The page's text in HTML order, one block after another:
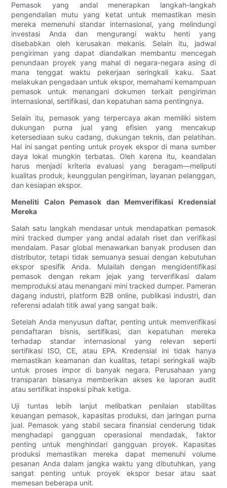
Pemasok yang andal menerapkan langkah-langkah
pengendalian mutu yang ketat untuk memastikan mesin
mereka memenuhi standar internasional, yang melindungi
investasi Anda dan mengurangi waktu henti yang
disebabkan oleh kerusakan mekanis. Selain itu, jadwal
pengiriman yang dapat diandalkan membantu mencegah
penundaan proyek yang mahal di negara-negara asing di
mana tenggat waktu pekerjaan seringkali kaku. Saat
melakukan pengadaan untuk ekspor, memahami kemampuan
pemasok untuk menangani dokumen terkait pengiriman
internasional, sertifikasi, dan kepatuhan sama pentingnya.
Selain itu, pemasok yang terpercaya akan memiliki sistem
dukungan purna jual yang efisien yang mencakup
ketersediaan suku cadang, dukungan teknis, dan pelatihan.
Hal ini sangat penting untuk proyek ekspor di mana sumber
daya lokal mungkin terbatas. Oleh karena itu, keandalan
harus menjadi kriteria evaluasi yang beragam—meliputi
kualitas produk, keunggulan pengiriman, layanan pelanggan,
dan kesiapan ekspor.
Meneliti Calon Pemasok dan Memverifikasi Kredensial
Mereka
Salah satu langkah mendasar untuk mendapatkan pemasok
mini tracked dumper yang andal adalah riset dan verifikasi
mendalam. Pasar global menawarkan banyak produsen dan
distributor, tetapi tidak semuanya sesuai dengan kebutuhan
ekspor spesifik Anda. Mulailah dengan mengidentifikasi
pemasok dengan rekam jejak yang terverifikasi dalam
memproduksi atau menangani mini tracked dumper. Pameran
dagang industri, platform B2B online, publikasi industri, dan
referensi adalah titik awal yang sangat baik.
Setelah Anda menyusun daftar, penting untuk memverifikasi
pendaftaran bisnis, sertifikasi, dan kepatuhan mereka
terhadap standar internasional yang relevan seperti
sertifikasi ISO, CE, atau EPA. Kredensial ini tidak hanya
memastikan keamanan dan kualitas, tetapi seringkali wajib
untuk proses impor di banyak negara. Perusahaan yang
transparan biasanya memberikan akses ke laporan audit
atau sertifikat inspeksi pihak ketiga.
Uji tuntas lebih lanjut melibatkan penilaian stabilitas
keuangan pemasok, kapasitas produksi, dan jaringan purna
jual. Pemasok yang stabil secara finansial cenderung tidak
menghadapi gangguan operasional mendadak, faktor
penting untuk menghindari gangguan proyek. Kapasitas
produksi memastikan mereka dapat memenuhi volume
pesanan Anda dalam jangka waktu yang dibutuhkan, yang
sangat penting untuk proyek ekspor besar atau saat
memesan beberapa unit.